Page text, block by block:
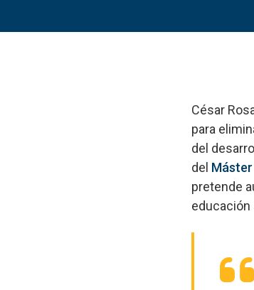
César
para
del
del
pretende
educación